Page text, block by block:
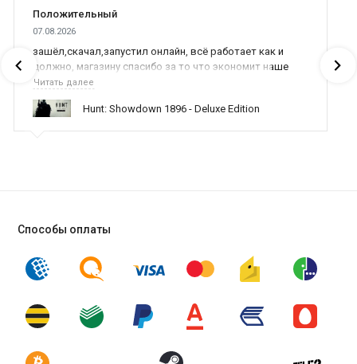
Положительный
07.08.2026
зашёл,скачал,запустил онлайн, всё работает как и
должно, магазину спасибо за то что экономит наше
время,нервы и деньги, ребята вы красава оказываете
поддержку населению и походу из всех только вы и
оказываете помощь
Читать далее
Hunt: Showdown 1896 - Deluxe Edition
Способы оплаты